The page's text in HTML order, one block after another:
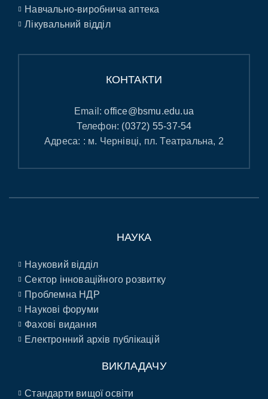
Навчально-виробнича аптека
Лікувальний відділ
КОНТАКТИ
Email:office@bsmu.edu.ua
Телефон: (0372) 55-37-54
Адреса: : м. Чернівці, пл. Театральна, 2
НАУКА
Науковий відділ
Сектор інноваційного розвитку
Проблемна НДР
Наукові форуми
Фахові видання
Електронний архів публікацій
ВИКЛАДАЧУ
Стандарти вищої освіти